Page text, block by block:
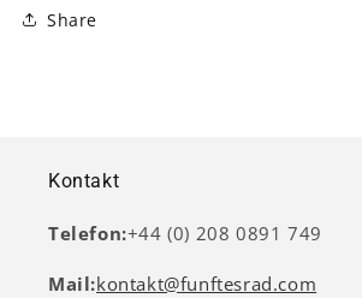
Share
Kontakt
Telefon:+44 (0) 208 0891 749
Mail:kontakt@funftesrad.com